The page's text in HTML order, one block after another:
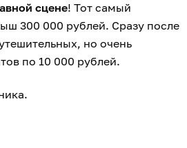
сцене! Тот самый
300 000 рублей. Сразу после
но очень
по 10 000 рублей.